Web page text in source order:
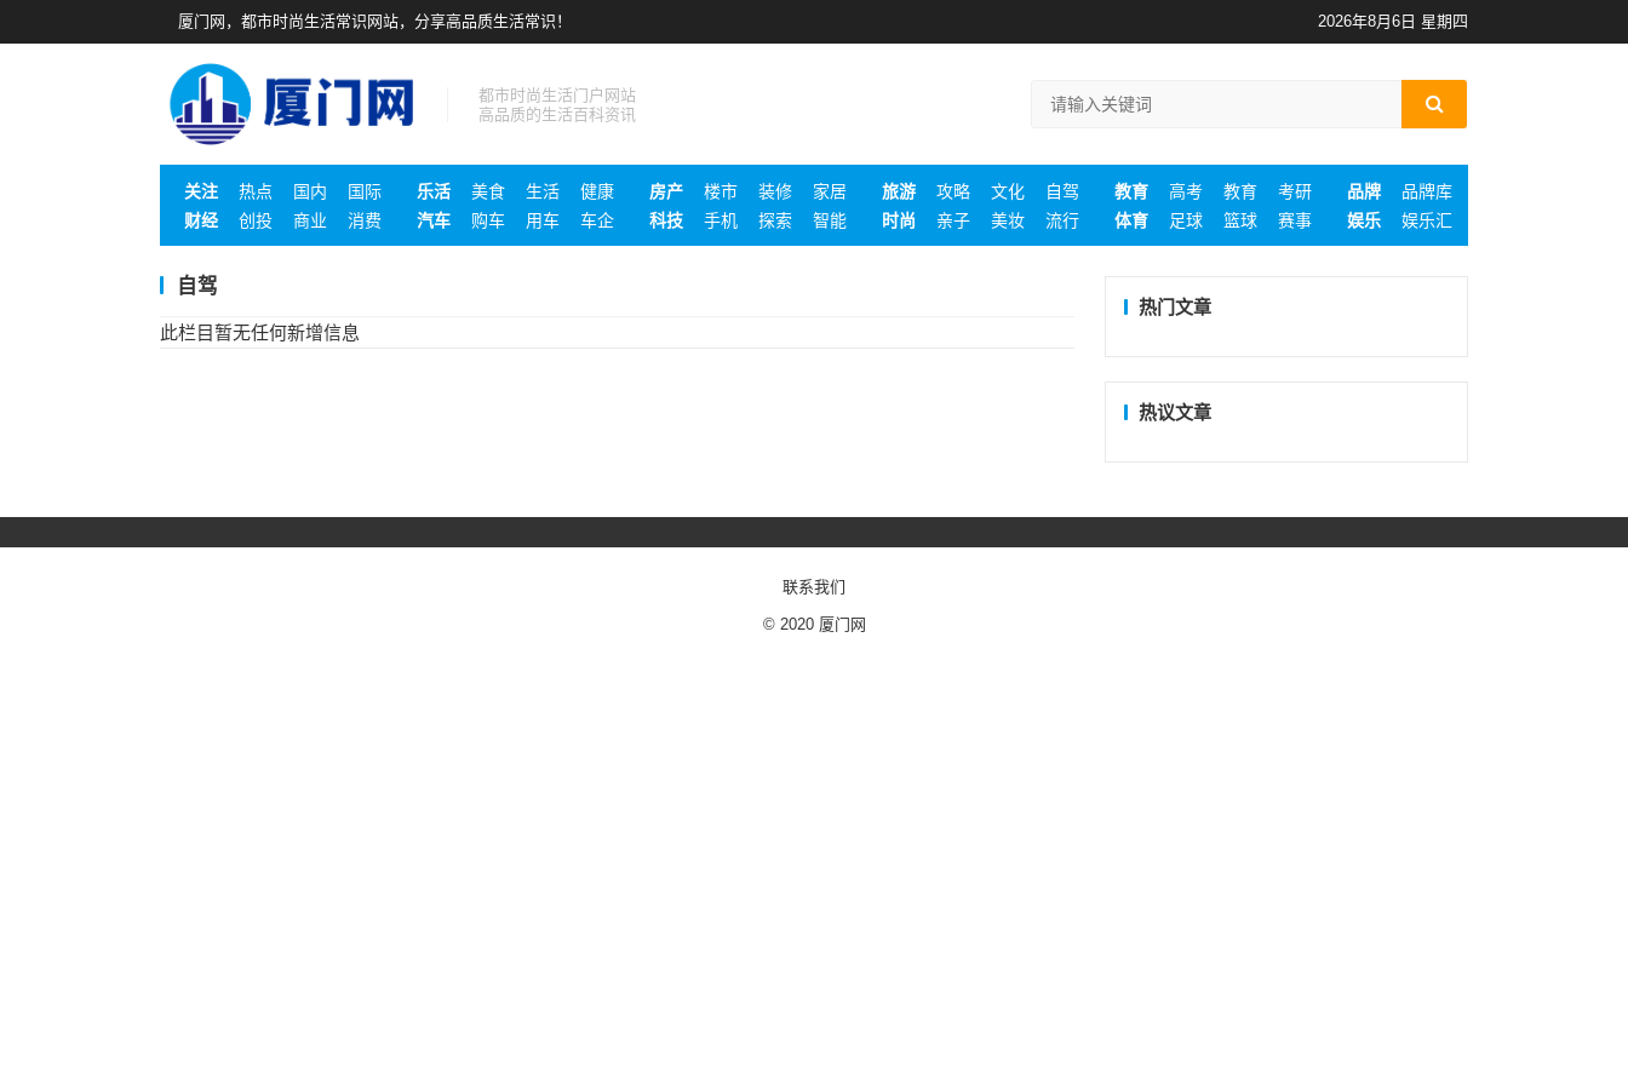
厦门网，都市时尚生活常识网站，分享高品质生活常识！ 2026年8月6日 星期四
都市时尚生活门户网站
高品质的生活百科资讯
关注 热点 国内
国际
财经
创投 商业 消费
乐活 美食 生活
健康
汽车
购车 用车 车企
房产 楼市 装修
家居
科技
手机 探索 智能
旅游 攻略 文化
自驾
时尚
亲子 美妆 流行
教育 高考 教育
考研
体育
足球 篮球 赛事
品牌
品牌库
娱乐
娱乐汇
自驾
此栏目暂无任何新增信息
热门文章
热议文章
联系我们
© 2020 厦门网